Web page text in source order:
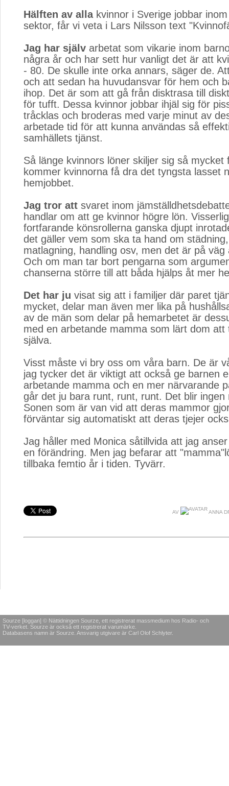
Hälften av allakvinnor i Sverige jobbar
sektor, får vi veta i Lars Nilsson text
Jag har själv arbetat som vikarie inom
några år och har sett hur vanligt det är att
- 80. De skulle inte orka annars, säger de.
och att sedan ha huvudansvar för hem och
ihop. Det är som att gå från disktrasa till
för tufft. Dessa kvinnor jobbar ihjäl sig för
tråcklas och broderas med varje minut av
arbetade tid för att kunna användas så
samhällets tjänst.
Så länge kvinnors löner skiljer sig så mycket
kommer kvinnorna få dra det tyngsta lasset
hemjobbet.
Jag tror att svaret inom
handlar om att ge kvinnor högre lön.
fortfarande könsrollerna ganska djupt
det gäller vem som ska ta hand om
matlagning, handling osv, men det är på
Och om man tar bort pengarna som
chanserna större till att båda hjälps åt mer
Det har ju visat sig att i familjer där paret
mycket, delar man även mer lika på
av de män som delar på hemarbetet är
med en arbetande mamma som lärt dom att
själva.
Visst måste vi bry oss om våra barn. De är
jag tycker det är viktigt att också ge barnen
arbetande mamma och en mer närvarande
går det ju bara runt, runt, runt. Det blir ingen
Sonen som är van vid att deras mammor
förväntar sig automatiskt att deras tjejer
Jag håller med Monica såtillvida att jag
en förändring. Men jag befarar att
tillbaka femtio år i tiden. Tyvärr.
AV ANNA
Sourze [loggan] © Nättidningen Sourze, ett registrerat massmedium hos Radio- och
TV-verket. Sourze är också ett registrerat varumärke.
Databasens namn är Sourze. Ansvarig utgivare är Carl Olof Schlyter.